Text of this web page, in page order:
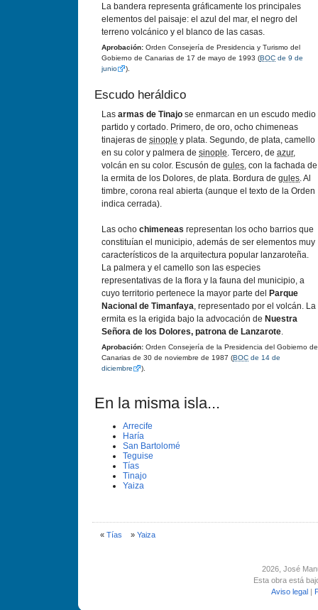
La bandera representa gráficamente los principales
elementos del paisaje: el azul del mar, el negro del
terreno volcánico y el blanco de las casas.
Aprobación: Orden Consejerí­a de Presidencia y Turismo del
Gobierno de Canarias de 17 de mayo de 1993 (BOC de 9 de
junio
).
Escudo heráldico
Las armas de Tinajo se enmarcan en un escudo medio
partido y cortado. Primero, de oro, ocho chimeneas
tinajeras de sinople y plata. Segundo, de plata, camello
en su color y palmera de sinople. Tercero, de azur,
volcán en su color. Escusón de gules, con la fachada de
la ermita de los Dolores, de plata. Bordura de gules. Al
timbre, corona real abierta (aunque el texto de la Orden
indica cerrada).
Las ocho chimeneas representan los ocho barrios que
constituí­an el municipio, además de ser elementos muy
caracterí­sticos de la arquitectura popular lanzaroteña.
La palmera y el camello son las especies
representativas de la flora y la fauna del municipio, a
cuyo territorio pertenece la mayor parte del
Parque
Nacional de Timanfaya, representado por el volcán. La
ermita es la erigida bajo la advocación de Nuestra
Señora de los Dolores, patrona de Lanzarote.
Aprobación: Orden Consejerí­a de la Presidencia del Gobierno de
Canarias de 30 de noviembre de 1987 (BOC de 14 de
diciembre
).
En la misma isla...
Arrecife
Harí­a
San Bartolomé
Teguise
Tí­as
Tinajo
Yaiza
« Tí­as » Yaiza
2026, José
Esta obra está
Aviso legal |